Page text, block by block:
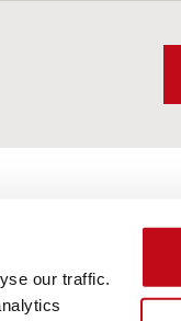
our traffic.
场上最广泛的产品系列